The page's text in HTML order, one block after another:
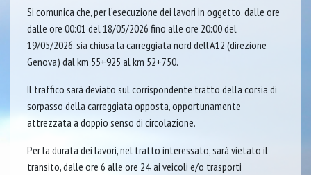
Si comunica che, per l’esecuzione dei lavori in oggetto, dalle ore
dalle ore 00:01 del 18/05/2026 fino alle ore 20:00 del
19/05/2026, sia chiusa la carreggiata nord dell’A12 (direzione
Genova) dal km 55+925 al km 52+750.
Il traffico sarà deviato sul corrispondente tratto della corsia di
sorpasso della carreggiata opposta, opportunamente
attrezzata a doppio senso di circolazione.
Per la durata dei lavori, nel tratto interessato, sarà vietato il
transito, dalle ore 6 alle ore 24, ai veicoli e/o trasporti